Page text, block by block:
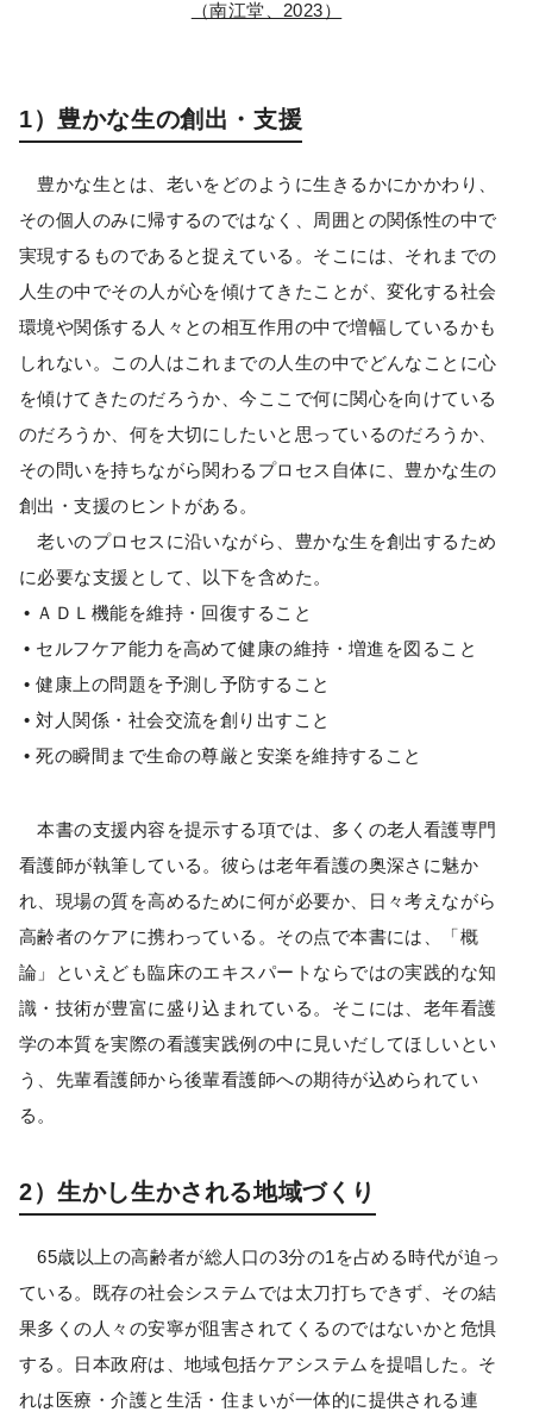
（南江堂、2023）
1）豊かな生の創出・支援
豊かな生とは、老いをどのように生きるかにかかわり、
その個人のみに帰するのではなく、周囲との関係性の中で
実現するものであると捉えている。そこには、それまでの
人生の中でその人が心を傾けてきたことが、変化する社会
環境や関係する人々との相互作用の中で増幅しているかも
しれない。この人はこれまでの人生の中でどんなことに心
を傾けてきたのだろうか、今ここで何に関心を向けている
のだろうか、何を大切にしたいと思っているのだろうか、
その問いを持ちながら関わるプロセス自体に、豊かな生の
創出・支援のヒントがある。
老いのプロセスに沿いながら、豊かな生を創出するため
に必要な支援として、以下を含めた。
• ＡＤＬ機能を維持・回復すること
• セルフケア能力を高めて健康の維持・増進を図ること
• 健康上の問題を予測し予防すること
• 対人関係・社会交流を創り出すこと
• 死の瞬間まで生命の尊厳と安楽を維持すること
本書の支援内容を提示する項では、多くの老人看護専門
看護師が執筆している。彼らは老年看護の奥深さに魅か
れ、現場の質を高めるために何が必要か、日々考えながら
高齢者のケアに携わっている。その点で本書には、「概
論」といえども臨床のエキスパートならではの実践的な知
識・技術が豊富に盛り込まれている。そこには、老年看護
学の本質を実際の看護実践例の中に見いだしてほしいとい
う、先輩看護師から後輩看護師への期待が込められてい
る。
2）生かし生かされる地域づくり
65歳以上の高齢者が総人口の3分の1を占める時代が迫っ
ている。既存の社会システムでは太刀打ちできず、その結
果多くの人々の安寧が阻害されてくるのではないかと危惧
する。日本政府は、地域包括ケアシステムを提唱した。そ
れは医療・介護と生活・住まいが一体的に提供される連